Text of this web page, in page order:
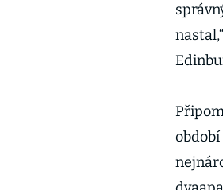
období